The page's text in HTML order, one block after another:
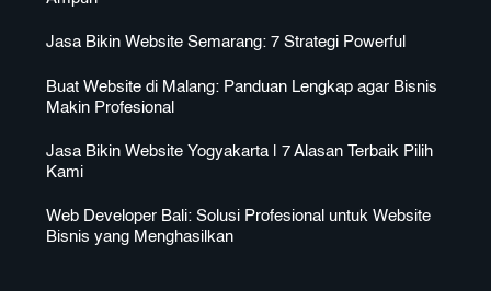
Jasa Bikin Website Semarang: 7 Strategi Powerful
Buat Website di Malang: Panduan Lengkap agar Bisnis
Makin Profesional
Jasa Bikin Website Yogyakarta | 7 Alasan Terbaik Pilih
Kami
Web Developer Bali: Solusi Profesional untuk Website
Bisnis yang Menghasilkan